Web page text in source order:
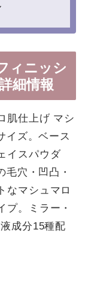
ィニッシ
細情報
肌仕上げ マシ
イズ。ベース
イスパウダ
穴・凹凸・
なマシュマロ
プ。ミラー・
成分15種配